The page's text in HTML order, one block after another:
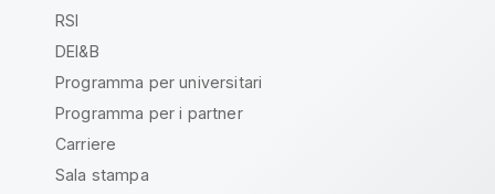
RSI
DEI&B
Programma per universitari
Programma per i partner
Carriere
Sala stampa